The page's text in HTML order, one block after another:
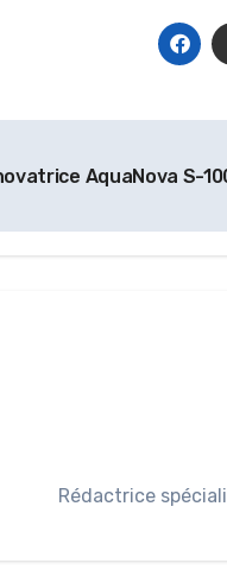
AquaNova S-
Rédactrice